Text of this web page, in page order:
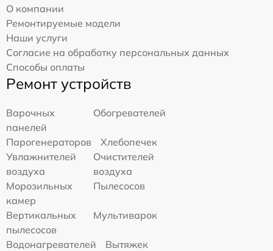
О компании
Ремонтируемые модели
Наши услуги
Согласие на обработку персональных данных
Способы оплаты
Ремонт устройств
Варочных
панелей
Обогревателей
Парогенераторов
Хлебопечек
Увлажнителей
воздуха
Очистителей
воздуха
Морозильных
камер
Пылесосов
Вертикальных
пылесосов
Мультиварок
Водонагревателей
Вытяжек